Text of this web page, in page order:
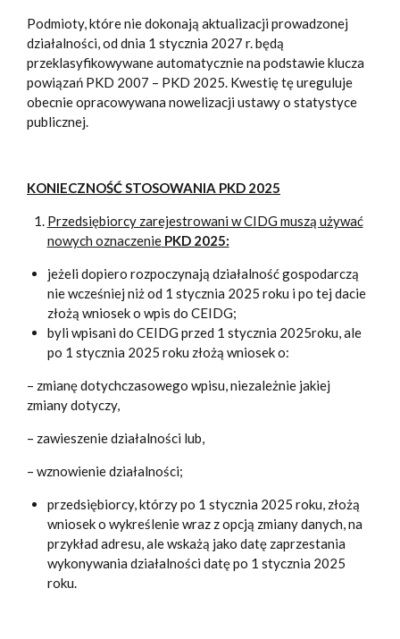
Podmioty, które nie dokonają aktualizacji prowadzonej
działalności, od dnia 1 stycznia 2027 r. będą
przeklasyfikowywane automatycznie na podstawie klucza
powiązań PKD 2007 – PKD 2025. Kwestię tę ureguluje
obecnie opracowywana nowelizacji ustawy o statystyce
publicznej.
KONIECZNOŚĆ STOSOWANIA PKD 2025
Przedsiębiorcy zarejestrowani w CIDG muszą używać
nowych oznaczeniePKD 2025:
jeżeli dopiero rozpoczynają działalność gospodarczą
nie wcześniej niż od 1 stycznia 2025 roku i po tej dacie
złożą wniosek o wpis do CEIDG;
byli wpisani do CEIDG przed 1 stycznia 2025roku, ale
po 1 stycznia 2025 roku złożą wniosek o:
– zmianę dotychczasowego wpisu, niezależnie jakiej
zmiany dotyczy,
– zawieszenie działalności lub,
– wznowienie działalności;
przedsiębiorcy, którzy po 1 stycznia 2025 roku, złożą
wniosek o wykreślenie wraz z opcją zmiany danych, na
przykład adresu, ale wskażą jako datę zaprzestania
wykonywania działalności datę po 1 stycznia 2025
roku.